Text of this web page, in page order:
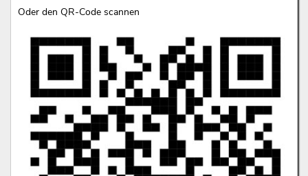
Oder den QR-Code scannen